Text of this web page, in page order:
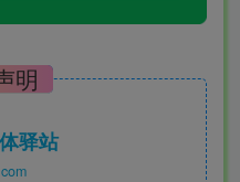
明
驿站